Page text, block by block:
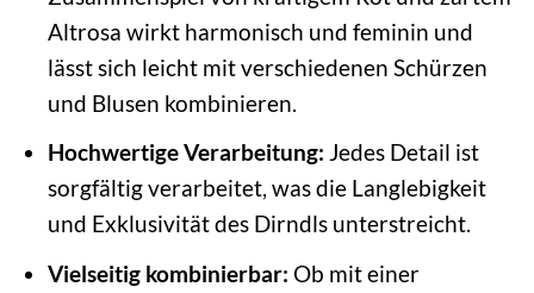
Altrosa wirkt harmonisch und feminin und
lässt sich leicht mit verschiedenen Schürzen
und Blusen kombinieren.
Hochwertige Verarbeitung: Jedes Detail ist
sorgfältig verarbeitet, was die Langlebigkeit
und Exklusivität des Dirndls unterstreicht.
Vielseitig kombinierbar: Ob mit einer